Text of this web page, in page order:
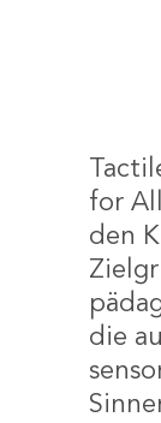
for
den
die